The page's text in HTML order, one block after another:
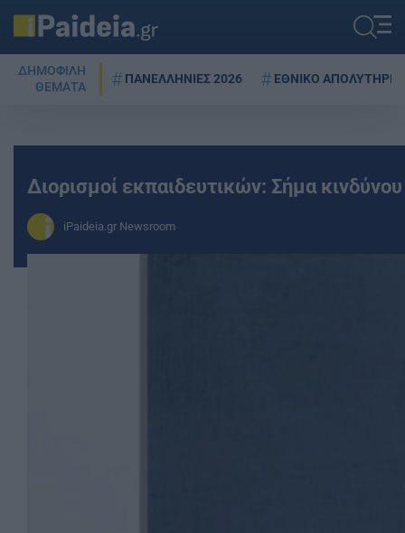
ΔΗΜΟΦΙΛΗ
ΘΕΜΑΤΑ
ΠΑΝΕΛΛΗΝΙΕΣ 2026 ΕΘΝΙΚΟ ΑΠΟΛΥΤΗΡΙΟ
Διορισμοί εκπαιδευτικών: Σήμα
iPaideia.gr Newsroom